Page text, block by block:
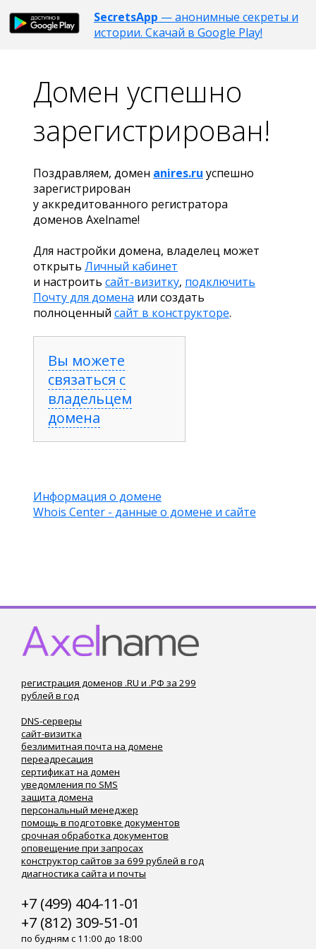
SecretsApp — анонимные секреты и
истории. Скачай в Google Play!
Домен успешно
зарегистрирован!
Поздравляем, домен anires.ru успешно
зарегистрирован
у аккредитованного регистратора
доменов Axelname!
Для настройки домена, владелец может
открыть Личный кабинет
и настроить сайт-визитку, подключить
Почту для домена или создать
полноценный сайт в конструкторе.
Вы можете
связаться с
владельцем
домена
Информация о домене
Whois Center - данные о домене и сайте
регистрация доменов .RU и .РФ за 299
рублей в год
DNS-серверы
сайт-визитка
безлимитная почта на домене
переадресация
сертификат на домен
уведомления по SMS
защита домена
персональный менеджер
помощь в подготовке документов
срочная обработка документов
оповещение при запросах
конструктор сайтов за 699 рублей в год
диагностика сайта и почты
+7 (499) 404-11-01
+7 (812) 309-51-01
по будням с 11:00 до 18:00